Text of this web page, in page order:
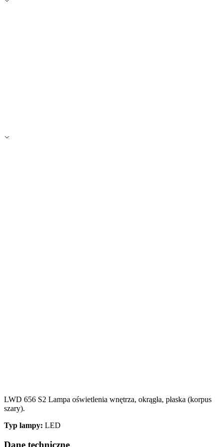
LWD 656 S2 Lampa oświetlenia wnętrza, okrągła, płaska (korpus
szary).
Typ lampy: LED
Dane techniczne